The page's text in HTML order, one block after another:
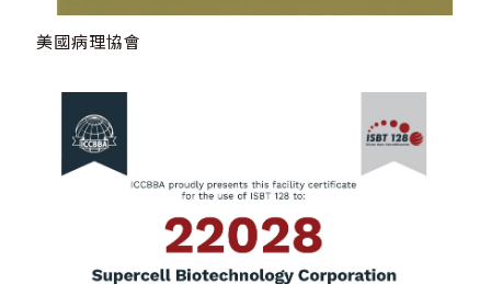
美國病理協會